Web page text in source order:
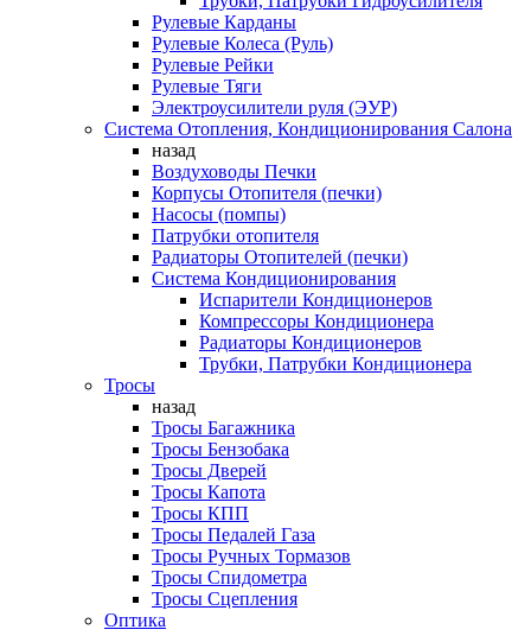
Рулевые Карданы
Рулевые Колеса (Руль)
Рулевые Рейки
Рулевые Тяги
Электроусилители руля (ЭУР)
Система Отопления, Кондиционирования Салона
назад
Воздуховоды Печки
Корпусы Отопителя (печки)
Насосы (помпы)
Патрубки отопителя
Радиаторы Отопителей (печки)
Система Кондиционирования
Испарители Кондиционеров
Компрессоры Кондиционера
Радиаторы Кондиционеров
Трубки, Патрубки Кондиционера
Тросы
назад
Тросы Багажника
Тросы Бензобака
Тросы Дверей
Тросы Капота
Тросы КПП
Тросы Педалей Газа
Тросы Ручных Тормазов
Тросы Спидометра
Тросы Сцепления
Оптика